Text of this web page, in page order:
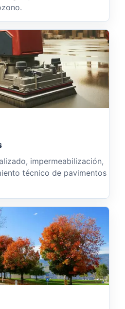
impermeabilización,
técnico de pavimentos